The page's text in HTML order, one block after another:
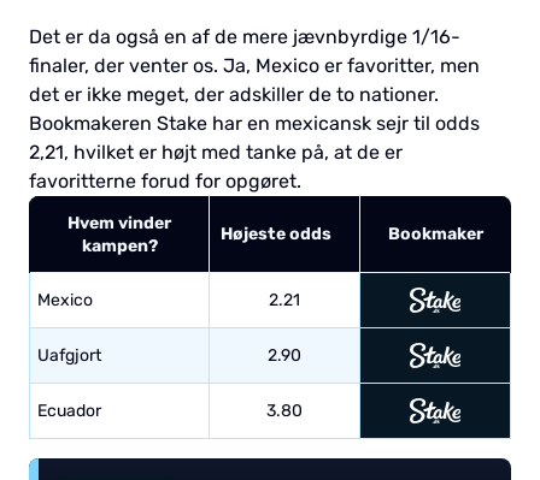
Det er da også en af de mere jævnbyrdige 1/16-
finaler, der venter os. Ja, Mexico er favoritter, men
det er ikke meget, der adskiller de to nationer.
Bookmakeren Stake har en mexicansk sejr til odds
2,21, hvilket er højt med tanke på, at de er
favoritterne forud for opgøret.
Hvem vinder
kampen?
Højeste odds Bookmaker
Mexico 2.21
Uafgjort 2.90
Ecuador 3.80